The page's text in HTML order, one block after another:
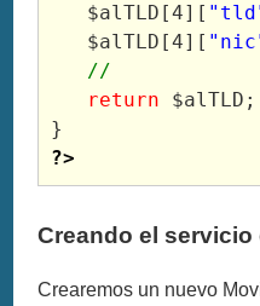
   $alTLD[4][
   $alTLD[4][
//
return $alTLD;
}
?>
Creando elservicio
Crearemos un nuevo